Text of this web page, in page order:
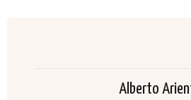
Alberto